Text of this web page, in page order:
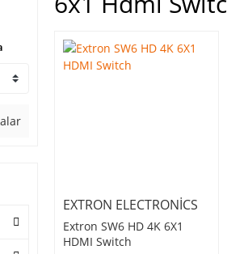
EXTRON ELECTRONICS
Extron SW6 HD 4K 6X1
HDMI Switch